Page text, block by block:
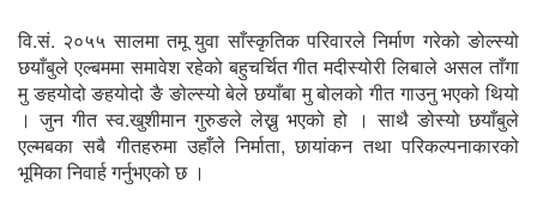
वि.सं. २०५५ सालमा तमू युवा साँस्कृतिक परिवारले निर्माण गरेको ङोल्स्यो
छयाँबुले एल्बममा समावेश रहेको बहुचर्चित गीत मदीस्योरी लिबाले असल ताँगा
मु ङहयोदो ङहयोदो ङै ङोल्स्यो बेले छयाँबा मु बोलको गीत गाउनु भएको थियो
। जुन गीत स्व.खुशीमान गुरुङले लेख्नु भएको हो । साथै ङोस्यो छयाँबुले
एल्मबका सबै गीतहरुमा उहाँले निर्माता, छायांकन तथा परिकल्पनाकारको
भूमिका निवार्ह गर्नुभएको छ ।